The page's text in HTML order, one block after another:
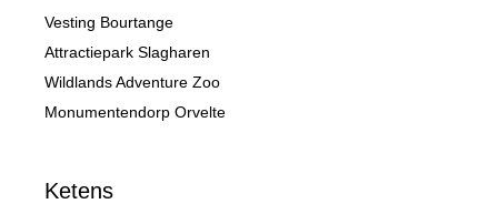
Vesting Bourtange
Attractiepark Slagharen
Wildlands Adventure Zoo
Monumentendorp Orvelte
Ketens